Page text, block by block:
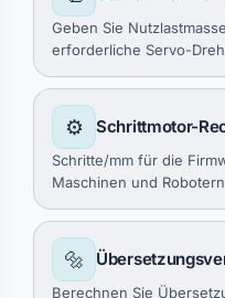
Geben Sie
erforderliche Servo-
⚙️ Schrittmotor-
Schritte/mm für die
Maschinen und
🔩
Berechnen Sie